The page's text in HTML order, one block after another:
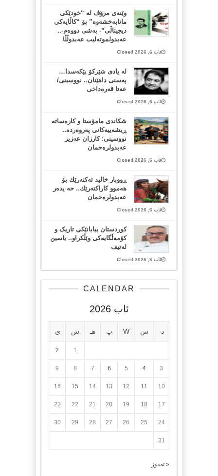
وێنەی مرۆڤ لە “خودێکی
مانابەخشەوە” بۆ “کاڵایەکی
دیجیتاڵی”- بەشی دووەم-..
عەبدولموتەلیب عەبدوڵڵا
ئاب 6, 2026 Closed
لە یادی شێرکۆ بێکەسدا…
پەسنی داهێنان.. نووسینی/
عەتا قەرەداخی
ئاب 6, 2026 Closed
شکاندی مامۆستا و کارەساتە
ڕیشەییەکانی پەروەردە..
نووسینی: کارزان عەزیز
عەبدولرەحمان
ئاب 6, 2026 Closed
ڕووبار خالید ئەكتەرێك بۆ
هەموو كاراكتەرێك.. حه یدەر
عەبدولرەحمان
ئاب 6, 2026 Closed
کوردستان بیابانێکی تاریک و
کۆمەڵگایەکی وێڵکراو.. یاسین
لەتیف
ئاب 6, 2026 Closed
CALENDAR
ئاب 2026
د س W پ هـ ش ی
1
2
3
4
5
6
7
8
9
10
11
12
13
14
15
16
17
18
19
20
21
22
23
24
25
26
27
28
29
30
31
« تەموز